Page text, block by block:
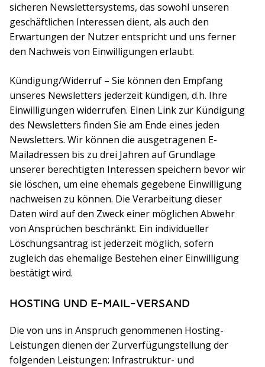
sicheren Newslettersystems, das sowohl unseren
geschäftlichen Interessen dient, als auch den
Erwartungen der Nutzer entspricht und uns ferner
den Nachweis von Einwilligungen erlaubt.
Kündigung/Widerruf – Sie können den Empfang
unseres Newsletters jederzeit kündigen, d.h. Ihre
Einwilligungen widerrufen. Einen Link zur Kündigung
des Newsletters finden Sie am Ende eines jeden
Newsletters. Wir können die ausgetragenen E-
Mailadressen bis zu drei Jahren auf Grundlage
unserer berechtigten Interessen speichern bevor wir
sie löschen, um eine ehemals gegebene Einwilligung
nachweisen zu können. Die Verarbeitung dieser
Daten wird auf den Zweck einer möglichen Abwehr
von Ansprüchen beschränkt. Ein individueller
Löschungsantrag ist jederzeit möglich, sofern
zugleich das ehemalige Bestehen einer Einwilligung
bestätigt wird.
HOSTING UND E-MAIL-VERSAND
Die von uns in Anspruch genommenen Hosting-
Leistungen dienen der Zurverfügungstellung der
folgenden Leistungen: Infrastruktur- und